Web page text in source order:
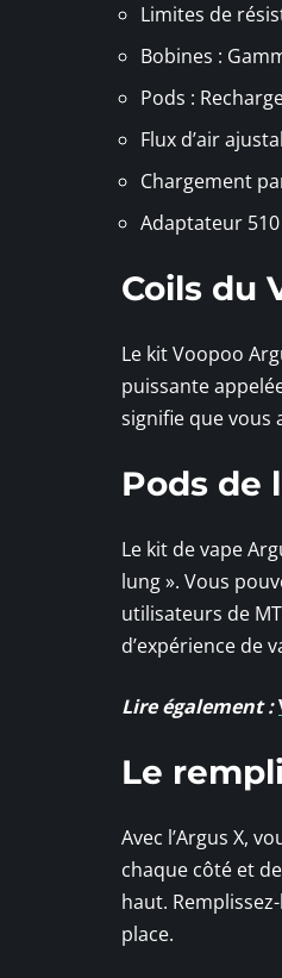
Limites de
Bobines :
Pods :
Flux d’air
Chargement
Adaptateur
Coils du
Le kit Voopoo
puissante
signifie que vous
Pods de
Le kit de vape
lung ». Vous
utilisateurs de
d’expérience de
Lire également :
Le
Avec l’Argus X,
chaque côté et
haut.
place.